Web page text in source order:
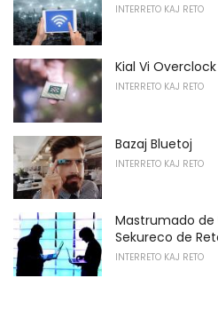
INTERRETO KAJ RETO
Kial Vi
INTERRETO KAJ RETO
Bazaj Bluetoj
INTERRETO KAJ RETO
Mastrumado de
Sekureco de
INTERRETO KAJ RETO